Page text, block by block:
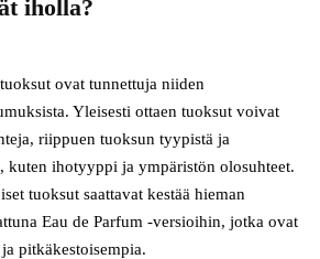
iholla?
ovat tunnettuja niiden
Yleisesti ottaen tuoksut voivat
riippuen tuoksun tyypistä ja
kuten ihotyyppi ja ympäristön olosuhteet.
tuoksut saattavat kestää hieman
Eau de Parfum -versioihin, jotka ovat
pitkäkestoisempia.